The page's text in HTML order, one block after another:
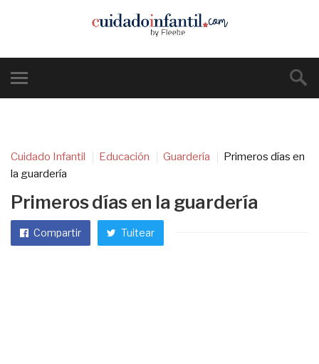
Cuidado Infantil Educación Guardería
Primeros días en
la guardería
Primeros días en la guardería
Compartir Tuitear